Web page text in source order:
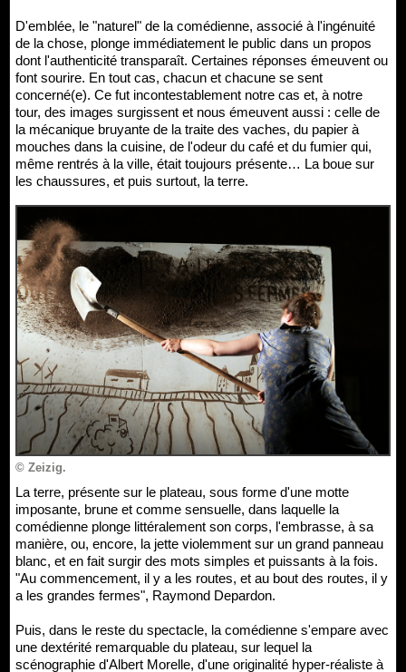
D'emblée, le "naturel" de la comédienne, associé à l'ingénuité
de la chose, plonge immédiatement le public dans un propos
dont l'authenticité transparaît. Certaines réponses émeuvent ou
font sourire. En tout cas, chacun et chacune se sent
concerné(e). Ce fut incontestablement notre cas et, à notre
tour, des images surgissent et nous émeuvent aussi : celle de
la mécanique bruyante de la traite des vaches, du papier à
mouches dans la cuisine, de l'odeur du café et du fumier qui,
même rentrés à la ville, était toujours présente… La boue sur
les chaussures, et puis surtout, la terre.
© Zeizig.
La terre, présente sur le plateau, sous forme d'une motte
imposante, brune et comme sensuelle, dans laquelle la
comédienne plonge littéralement son corps, l'embrasse, à sa
manière, ou, encore, la jette violemment sur un grand panneau
blanc, et en fait surgir des mots simples et puissants à la fois.
"Au commencement, il y a les routes, et au bout des routes, il y
a les grandes fermes", Raymond Depardon.
Puis, dans le reste du spectacle, la comédienne s'empare avec
une dextérité remarquable du plateau, sur lequel la
scénographie d'Albert Morelle, d'une originalité hyper-réaliste à